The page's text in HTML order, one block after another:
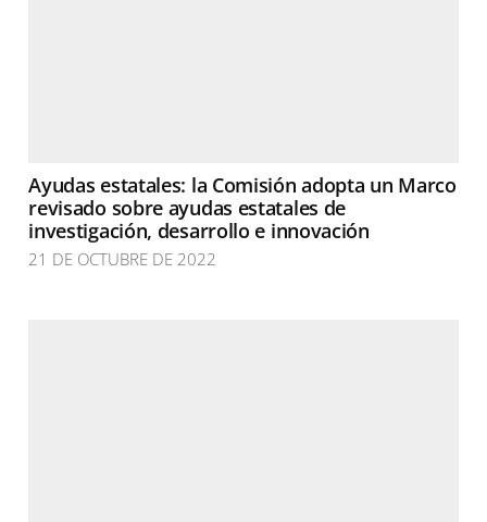
Ayudas estatales: la Comisión adopta un Marco
revisado sobre ayudas estatales de
investigación, desarrollo e innovación
21 DE OCTUBRE DE 2022